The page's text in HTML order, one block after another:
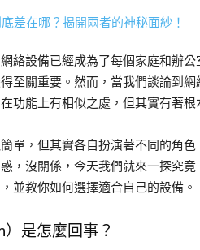
絡設備已經成為了每個家庭和辦
至關重要。然而，當我們談論到
功能上有相似之處，但其實有著根
單，但其實各自扮演著不同的角
，沒關係，今天我們就來一探究
並教你如何選擇適合自己的設備。
是怎麼回事？